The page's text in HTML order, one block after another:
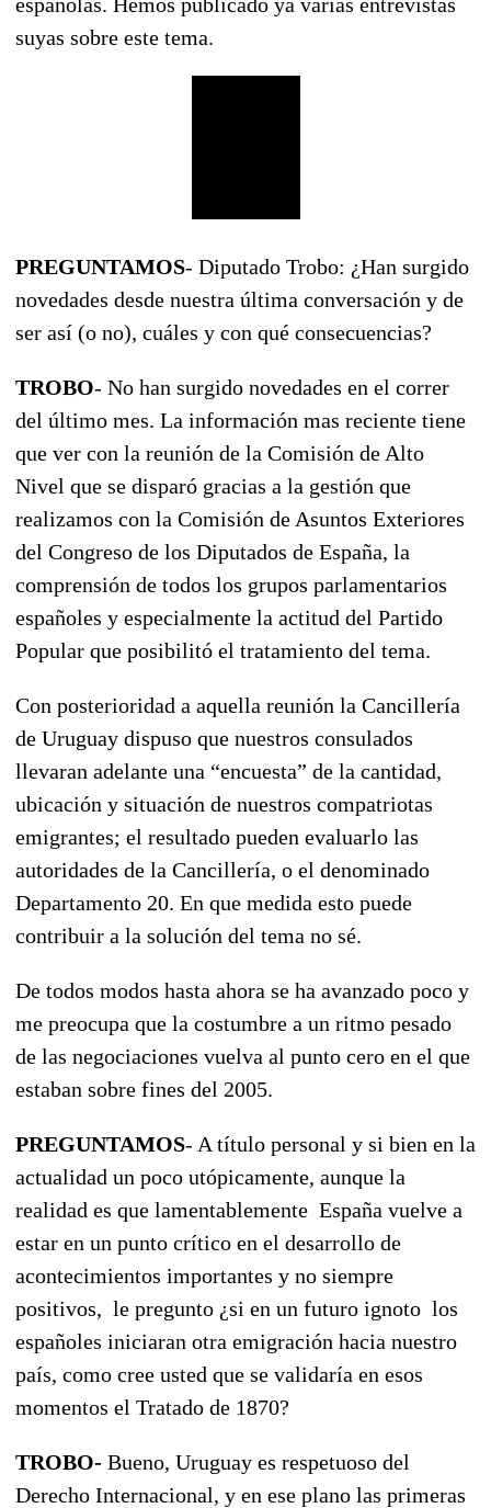
suyas sobre este tema.
PREGUNTAMOS- Diputado Trobo: ¿Han surgido
novedades desde nuestra última conversación y de
ser así (o no), cuáles y con qué consecuencias?
TROBO- No han surgido novedades en el correr
del último mes. La información mas reciente tiene
que ver con la reunión de la Comisión de Alto
Nivel que se disparó gracias a la gestión que
realizamos con la Comisión de Asuntos Exteriores
del Congreso de los Diputados de España, la
comprensión de todos los grupos parlamentarios
españoles y especialmente la actitud del Partido
Popular que posibilitó el tratamiento del tema.
Con posterioridad a aquella reunión la Cancillería
de Uruguay dispuso que nuestros consulados
llevaran adelante una “encuesta” de la cantidad,
ubicación y situación de nuestros compatriotas
emigrantes; el resultado pueden evaluarlo las
autoridades de la Cancillería, o el denominado
Departamento 20. En que medida esto puede
contribuir a la solución del tema no sé.
De todos modos hasta ahora se ha avanzado poco y
me preocupa que la costumbre a un ritmo pesado
de las negociaciones vuelva al punto cero en el que
estaban sobre fines del 2005.
PREGUNTAMOS- A título personal y si bien en la
actualidad un poco utópicamente, aunque la
realidad es que lamentablemente España vuelve a
estar en un punto crítico en el desarrollo de
acontecimientos importantes y no siempre
positivos, le pregunto ¿si en un futuro ignoto los
españoles iniciaran otra emigración hacia nuestro
país, como cree usted que se validaría en esos
momentos el Tratado de 1870?
TROBO- Bueno, Uruguay es respetuoso del
Derecho Internacional, y en ese plano las primeras